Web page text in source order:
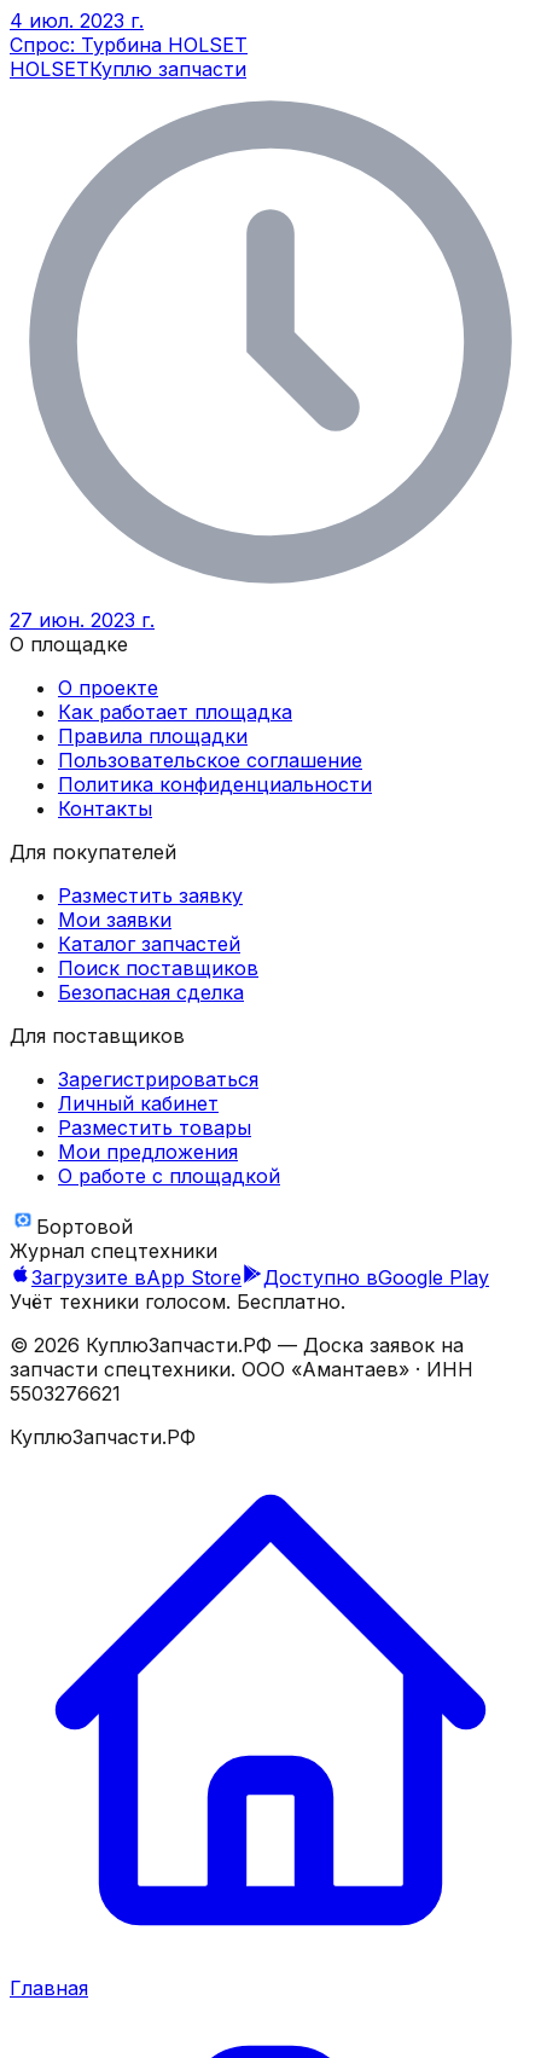
4 июл. 2023 г.
Спрос: Турбина HOLSET
HOLSETКуплю запчасти
27 июн. 2023 г.
О площадке
О проекте
Как работает площадка
Правила площадки
Пользовательское соглашение
Политика конфиденциальности
Контакты
Для покупателей
Разместить заявку
Мои заявки
Каталог запчастей
Поиск поставщиков
Безопасная сделка
Для поставщиков
Зарегистрироваться
Личный кабинет
Разместить товары
Мои предложения
О работе с площадкой
Бортовой
Журнал спецтехники
Загрузите вApp Store Доступно вGoogle Play
Учёт техники голосом. Бесплатно.
© 2026 КуплюЗапчасти.РФ — Доска заявок на
запчасти спецтехники. ООО «Амантаев» · ИНН
5503276621
КуплюЗапчасти.РФ
Главная